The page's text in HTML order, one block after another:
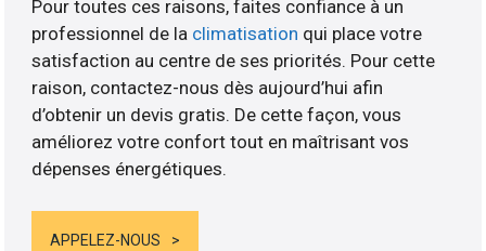
Pour toutes ces raisons, faites confiance à un
professionnel de la climatisation qui place votre
satisfaction au centre de ses priorités. Pour cette
raison, contactez-nous dès aujourd’hui afin
d’obtenir un devis gratis. De cette façon, vous
améliorez votre confort tout en maîtrisant vos
dépenses énergétiques.
APPELEZ-NOUS